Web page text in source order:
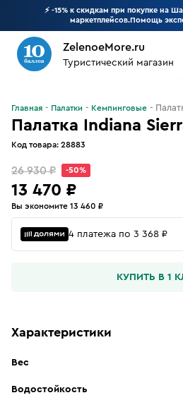
⚡ -15% к скидкам при покупке на
маркетплейсов.Помощь
ZelenoeMore.ru
Туристический магазин
Палатка Indiana
Код товара: 28883
Главная Палатки Кемпинговые
26 930 ₽ -50%
13 470 ₽
Вы экономите 13 460 ₽
4 платежа по 3 368 ₽
КУПИТЬ В 1
Характеристики
Вес
Водостойкость